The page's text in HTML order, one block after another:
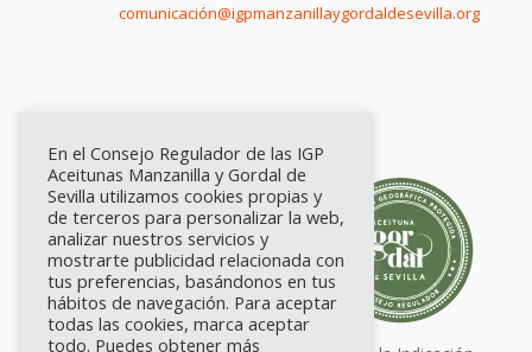
comunicación@igpmanzanillaygordaldesevilla.org
En el Consejo Regulador de las IGP
Aceitunas Manzanilla y Gordal de
Sevilla utilizamos cookies propias y
de terceros para personalizar la web,
analizar nuestros servicios y
mostrarte publicidad relacionada con
tus preferencias, basándonos en tus
hábitos de navegación. Para aceptar
todas las cookies, marca aceptar
todo. Puedes obtener más